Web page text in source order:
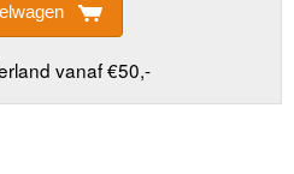
vanaf €50,-